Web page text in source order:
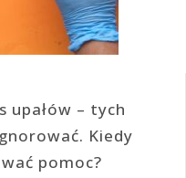
upałów – tych
Kiedy
pomoc?